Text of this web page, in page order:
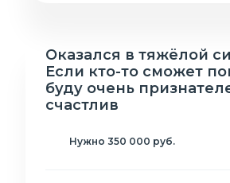
Оказался в тяжёлой
Если кто-то сможет
буду очень
счастлив
Нужно 350 000 руб.